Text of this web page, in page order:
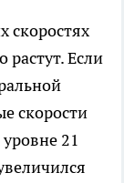
скоростях
Если
скорости
21